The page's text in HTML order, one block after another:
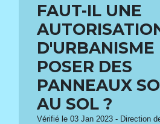
FAUT-IL UNE
D'URBANISME
POSER DES
PANNEAUX
AU SOL ?
Vérifié le 03 Jan 2023 - Direction